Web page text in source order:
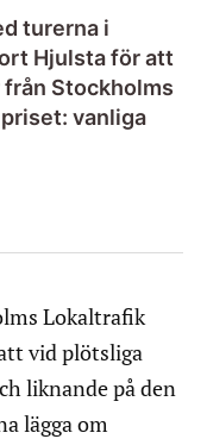
turerna i
Hjulsta för att
Stockholms
vanliga
Lokaltrafik
vid plötsliga
liknande på den
lägga om